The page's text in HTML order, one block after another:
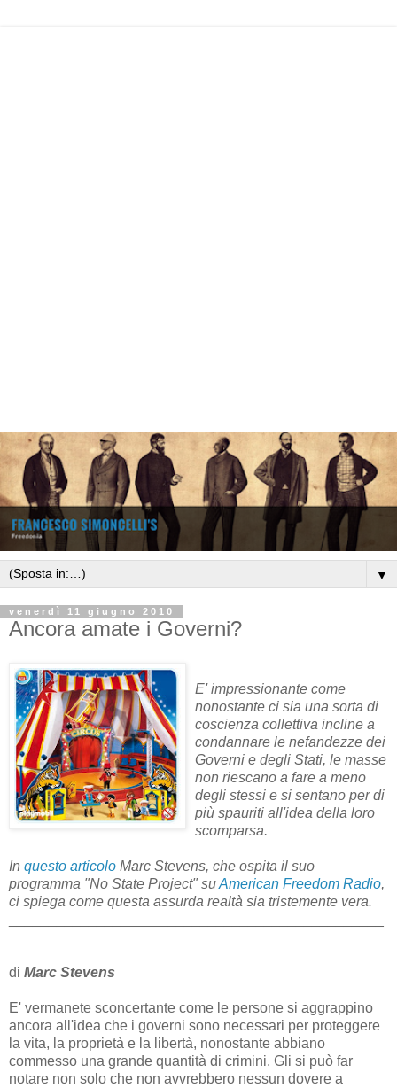
▼
venerdì 11 giugno 2010
Ancora amate i Governi?
E' impressionante come
nonostante ci sia una sorta di
coscienza collettiva incline a
condannare le nefandezze dei
Governi e degli Stati, le masse
non riescano a fare a meno
degli stessi e si sentano per di
più spauriti all'idea della loro
scomparsa.
In questo articolo Marc Stevens, che ospita il suo
programma "No State Project" suAmerican Freedom Radio,
ci spiega come questa assurda realtà sia tristemente vera.
di Marc Stevens
E' vermanete sconcertante come le persone si aggrappino
ancora all'idea che i governi sono necessari per proteggere
la vita, la proprietà e la libertà, nonostante abbiano
commesso una grande quantità di crimini. Gli si può far
notare non solo che non avvrebbero nessun dovere a